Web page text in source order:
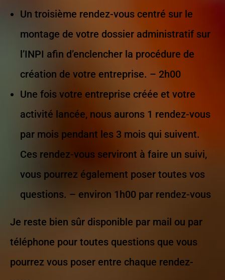
Un troisième rendez-vous centré sur le
montage de votre dossier administratif sur
l’INPI afin d’enclencher la procédure de
création de votre entreprise. – 2h00
Une fois votre entreprise créée et votre
activité lancée, nous aurons 1 rendez-vous
par mois pendant les 3 mois qui suivent.
Ces rendez-vous serviront à faire un suivi,
vous pourrez également poser toutes vos
questions. – environ 1h00 par rendez-vous
Je reste bien sûr disponible par mail ou par
téléphone pour toutes questions que vous
pourrez vous poser entre chaque rendez-